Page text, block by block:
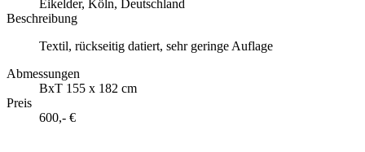
Eikelder, Köln, Deutschland
Beschreibung
Textil, rückseitig datiert, sehr geringe Auflage
Abmessungen
BxT 155 x 182 cm
Preis
600,- €